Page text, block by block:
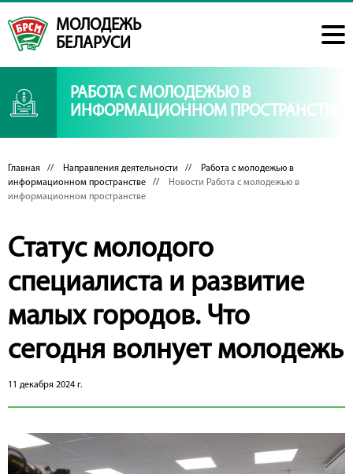
МОЛОДЕЖЬ
БЕЛАРУСИ
РАБОТА С МОЛОДЕЖЬЮ В
ИНФОРМАЦИОННОМ ПРОСТРАНСТВЕ
Главная // Направления деятельности //
Работа с молодежью в
информационном пространстве //
Новости Работа с молодежью в
информационном пространстве
Статус молодого
специалиста и развитие
малых городов. Что
сегодня волнует молодежь
11 декабря 2024 г.